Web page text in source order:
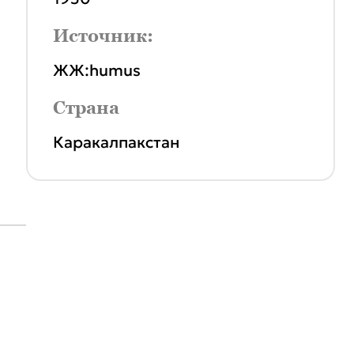
Источник:
ЖЖ:humus
Страна
Каракалпакстан